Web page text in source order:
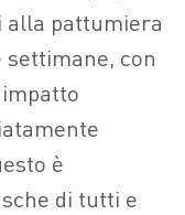
alla pattumiera
settimane, con
è
di tutti e